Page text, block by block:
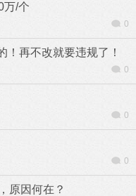
万/个
0
！再不改就要违规了！
0
0
0
原因何在？